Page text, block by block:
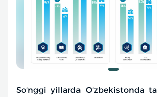
So‘nggi yillarda O‘zbekistonda